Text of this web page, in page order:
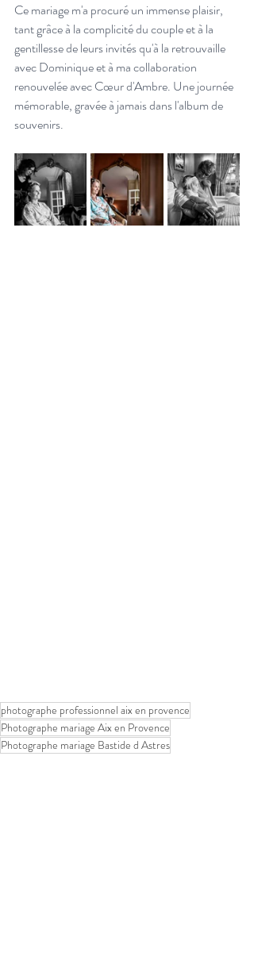
Ce mariage m'a procuré un immense plaisir,
tant grâce à la complicité du couple et à la
gentillesse de leurs invités qu'à la retrouvaille
avec Dominique et à ma collaboration
renouvelée avec Cœur d'Ambre. Une journée
mémorable, gravée à jamais dans l'album de
souvenirs.
photographe professionnel aix en provence
Photographe mariage Aix en Provence
Photographe mariage Bastide d Astres